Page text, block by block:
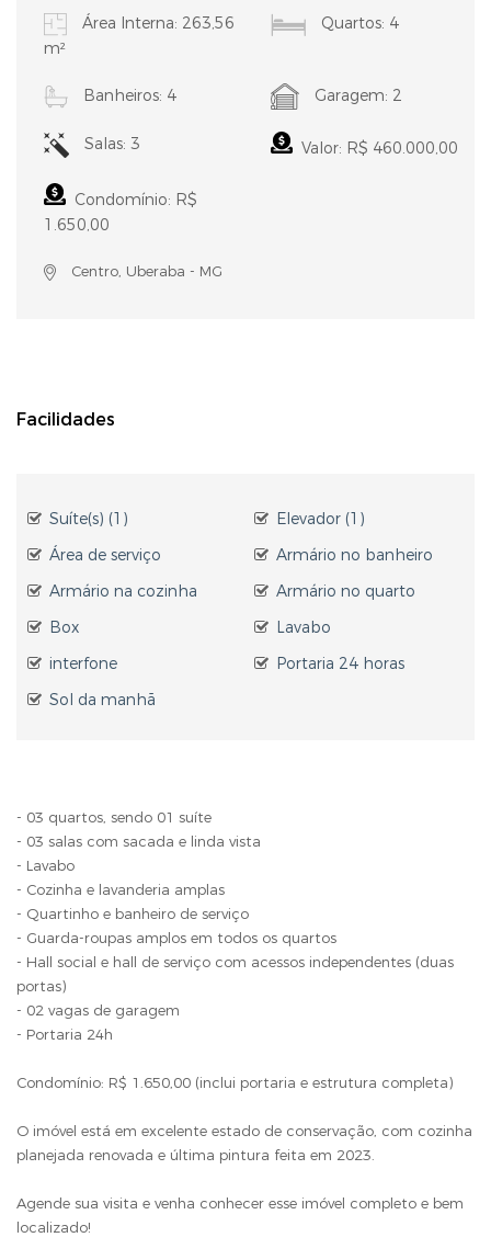
Área Interna: 263,56
m²
Quartos: 4
Banheiros: 4 Garagem: 2
Salas: 3 Valor: R$ 460.000,00
Condomínio: R$
1.650,00
Centro, Uberaba - MG
Facilidades
Suíte(s) (1)
Elevador (1)
Área de serviço
Armário no banheiro
Armário na cozinha
Armário no quarto
Box
Lavabo
interfone
Portaria 24 horas
Sol da manhã
- 03 quartos, sendo 01 suíte
- 03 salas com sacada e linda vista
- Lavabo
- Cozinha e lavanderia amplas
- Quartinho e banheiro de serviço
- Guarda-roupas amplos em todos os quartos
- Hall social e hall de serviço com acessos independentes (duas
portas)
- 02 vagas de garagem
- Portaria 24h
Condomínio: R$ 1.650,00 (inclui portaria e estrutura completa)
O imóvel está em excelente estado de conservação, com cozinha
planejada renovada e última pintura feita em 2023.
Agende sua visita e venha conhecer esse imóvel completo e bem
localizado!